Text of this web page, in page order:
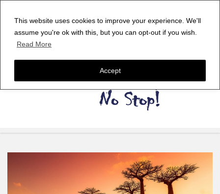
This website uses cookies to improve your experience. We'll
assume you're ok with this, but you can opt-out if you wish.
Read More
Accept